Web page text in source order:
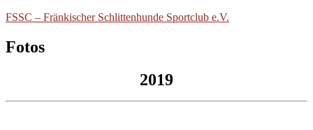
FSSC – Fränkischer Schlittenhunde Sportclub e.V.
Fotos
2019